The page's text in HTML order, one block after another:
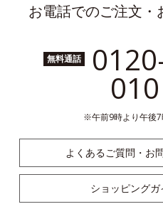
お電話でのご注文・
無料通話
010
午前9時より午後
よくあるご質問・お
ショッピングガ